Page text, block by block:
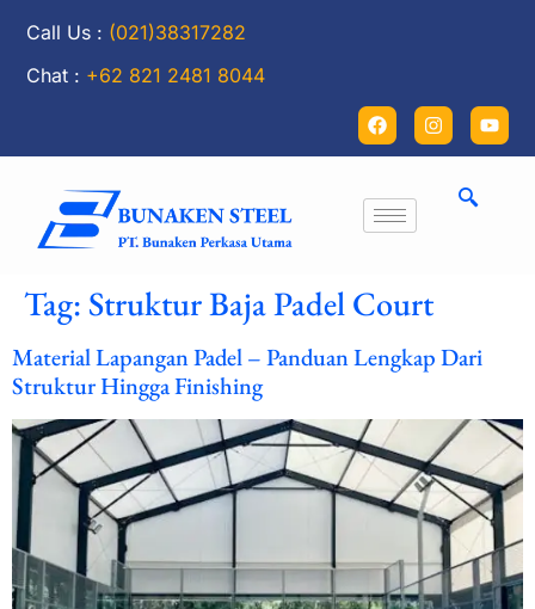
Call Us : (021)38317282
Chat : +62 821 2481 8044
Tag: Struktur Baja Padel Court
Material Lapangan Padel – Panduan Lengkap Dari
Struktur Hingga Finishing